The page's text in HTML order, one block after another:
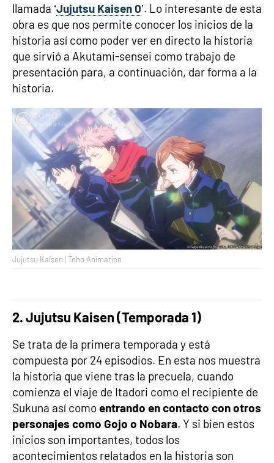
llamada ‘Jujutsu Kaisen 0’. Lo interesante de esta
obra es que nos permite conocer los inicios de la
historia así como poder ver en directo la historia
que sirvió a Akutami-sensei como trabajo de
presentación para, a continuación, dar forma a la
historia.
Jujutsu Kaisen | Toho Animation
2. Jujutsu Kaisen (Temporada 1)
Se trata de la primera temporada y está
compuesta por 24 episodios. En esta nos muestra
la historia que viene tras la precuela, cuando
comienza el viaje de Itadori como el recipiente de
Sukuna así comoentrando en contacto con otros
personajes como Gojo o Nobara. Y si bien estos
inicios son importantes, todos los
acontecimientos relatados en la historia son